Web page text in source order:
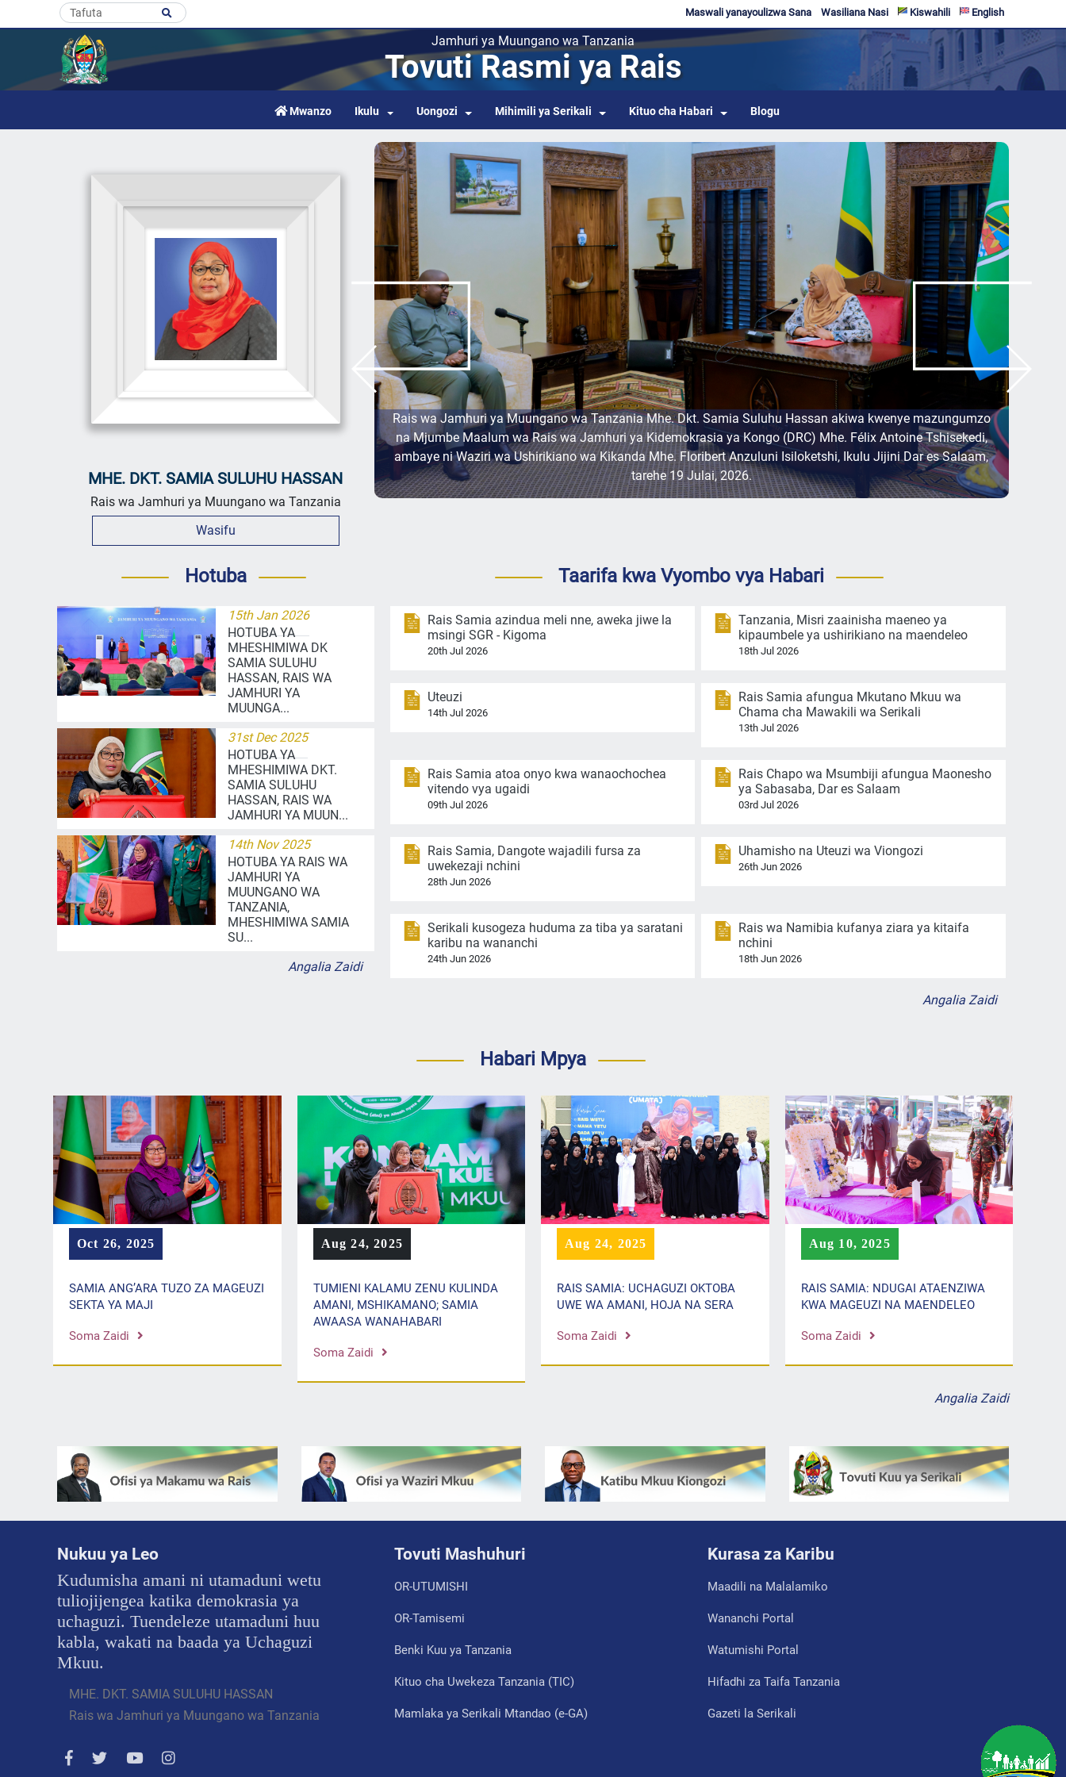
English
Kiswahili
Wasiliana Nasi
Maswali yanayoulizwa Sana
Jamhuri ya Muungano wa Tanzania
Tovuti Rasmi ya Rais
Mwanzo Ikulu Uongozi Mihimili ya Serikali Kituo cha Habari Blogu
MHE. DKT. SAMIA SULUHU HASSAN
Rais wa Jamhuri ya Muungano wa Tanzania
Wasifu
Rais wa Jamhuri ya Muungano wa Tanzania Mhe. Dkt. Samia Suluhu Hassan akiwa kwenye mazungumzo
na Mjumbe Maalum wa Rais wa Jamhuri ya Kidemokrasia ya Kongo (DRC) Mhe. Félix Antoine Tshisekedi,
ambaye ni Waziri wa Ushirikiano wa Kikanda Mhe. Floribert Anzuluni Isiloketshi, Ikulu Jijini Dar es Salaam,
tarehe 19 Julai, 2026.
Previous Next
Hotuba
15th Jan 2026
HOTUBA YA
MHESHIMIWA DK
SAMIA SULUHU
HASSAN, RAIS WA
JAMHURI YA
MUUNGA...
31st Dec 2025
HOTUBA YA
MHESHIMIWA DKT.
SAMIA SULUHU
HASSAN, RAIS WA
JAMHURI YA MUUN...
14th Nov 2025
HOTUBA YA RAIS WA
JAMHURI YA
MUUNGANO WA
TANZANIA,
MHESHIMIWA SAMIA
SU...
Angalia Zaidi
Taarifa kwa Vyombo vya Habari
Rais Samia azindua meli nne, aweka jiwe la
msingi SGR - Kigoma
20th Jul 2026
Tanzania, Misri zaainisha maeneo ya
kipaumbele ya ushirikiano na maendeleo
18th Jul 2026
Uteuzi
14th Jul 2026
Rais Samia afungua Mkutano Mkuu wa
Chama cha Mawakili wa Serikali
13th Jul 2026
Rais Samia atoa onyo kwa wanaochochea
vitendo vya ugaidi
09th Jul 2026
Rais Chapo wa Msumbiji afungua Maonesho
ya Sabasaba, Dar es Salaam
03rd Jul 2026
Rais Samia, Dangote wajadili fursa za
uwekezaji nchini
28th Jun 2026
Uhamisho na Uteuzi wa Viongozi
26th Jun 2026
Serikali kusogeza huduma za tiba ya saratani
karibu na wananchi
24th Jun 2026
Rais wa Namibia kufanya ziara ya kitaifa
nchini
18th Jun 2026
Angalia Zaidi
Habari Mpya
Oct 26, 2025
SAMIA ANG’ARA TUZO ZA MAGEUZI
SEKTA YA MAJI
Soma Zaidi
Aug 24, 2025
TUMIENI KALAMU ZENU KULINDA
AMANI, MSHIKAMANO; SAMIA
AWAASA WANAHABARI
Soma Zaidi
Aug 24, 2025
RAIS SAMIA: UCHAGUZI OKTOBA
UWE WA AMANI, HOJA NA SERA
Soma Zaidi
Aug 10, 2025
RAIS SAMIA: NDUGAI ATAENZIWA
KWA MAGEUZI NA MAENDELEO
Soma Zaidi
Angalia Zaidi
Nukuu ya Leo
Kudumisha amani ni utamaduni wetu
tuliojijengea katika demokrasia ya
uchaguzi. Tuendeleze utamaduni huu
kabla, wakati na baada ya Uchaguzi
Mkuu.
MHE. DKT. SAMIA SULUHU HASSAN
Rais wa Jamhuri ya Muungano wa Tanzania
Tovuti Mashuhuri
OR-UTUMISHI
OR-Tamisemi
Benki Kuu ya Tanzania
Kituo cha Uwekeza Tanzania (TIC)
Mamlaka ya Serikali Mtandao (e-GA)
Kurasa za Karibu
Maadili na Malalamiko
Wananchi Portal
Watumishi Portal
Hifadhi za Taifa Tanzania
Gazeti la Serikali